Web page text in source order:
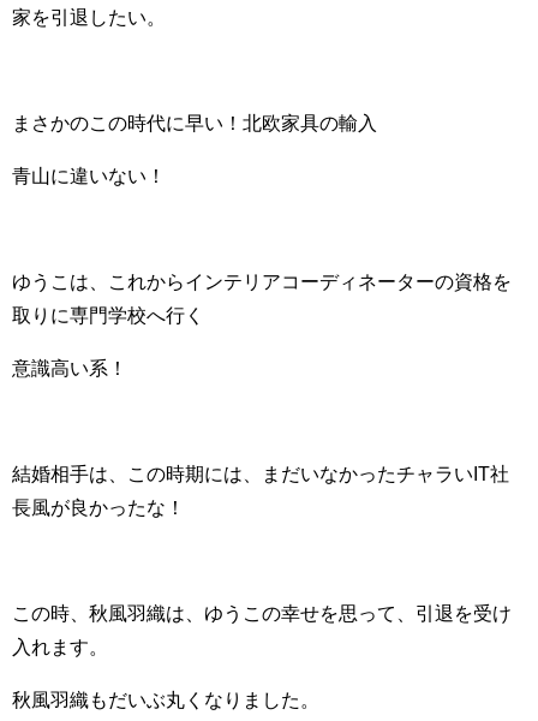
家を引退したい。
まさかのこの時代に早い！北欧家具の輸入
青山に違いない！
ゆうこは、これからインテリアコーディネーターの資格を
取りに専門学校へ行く
意識高い系！
結婚相手は、この時期には、まだいなかったチャラいIT社
長風が良かったな！
この時、秋風羽織は、ゆうこの幸せを思って、引退を受け
入れます。
秋風羽織もだいぶ丸くなりました。